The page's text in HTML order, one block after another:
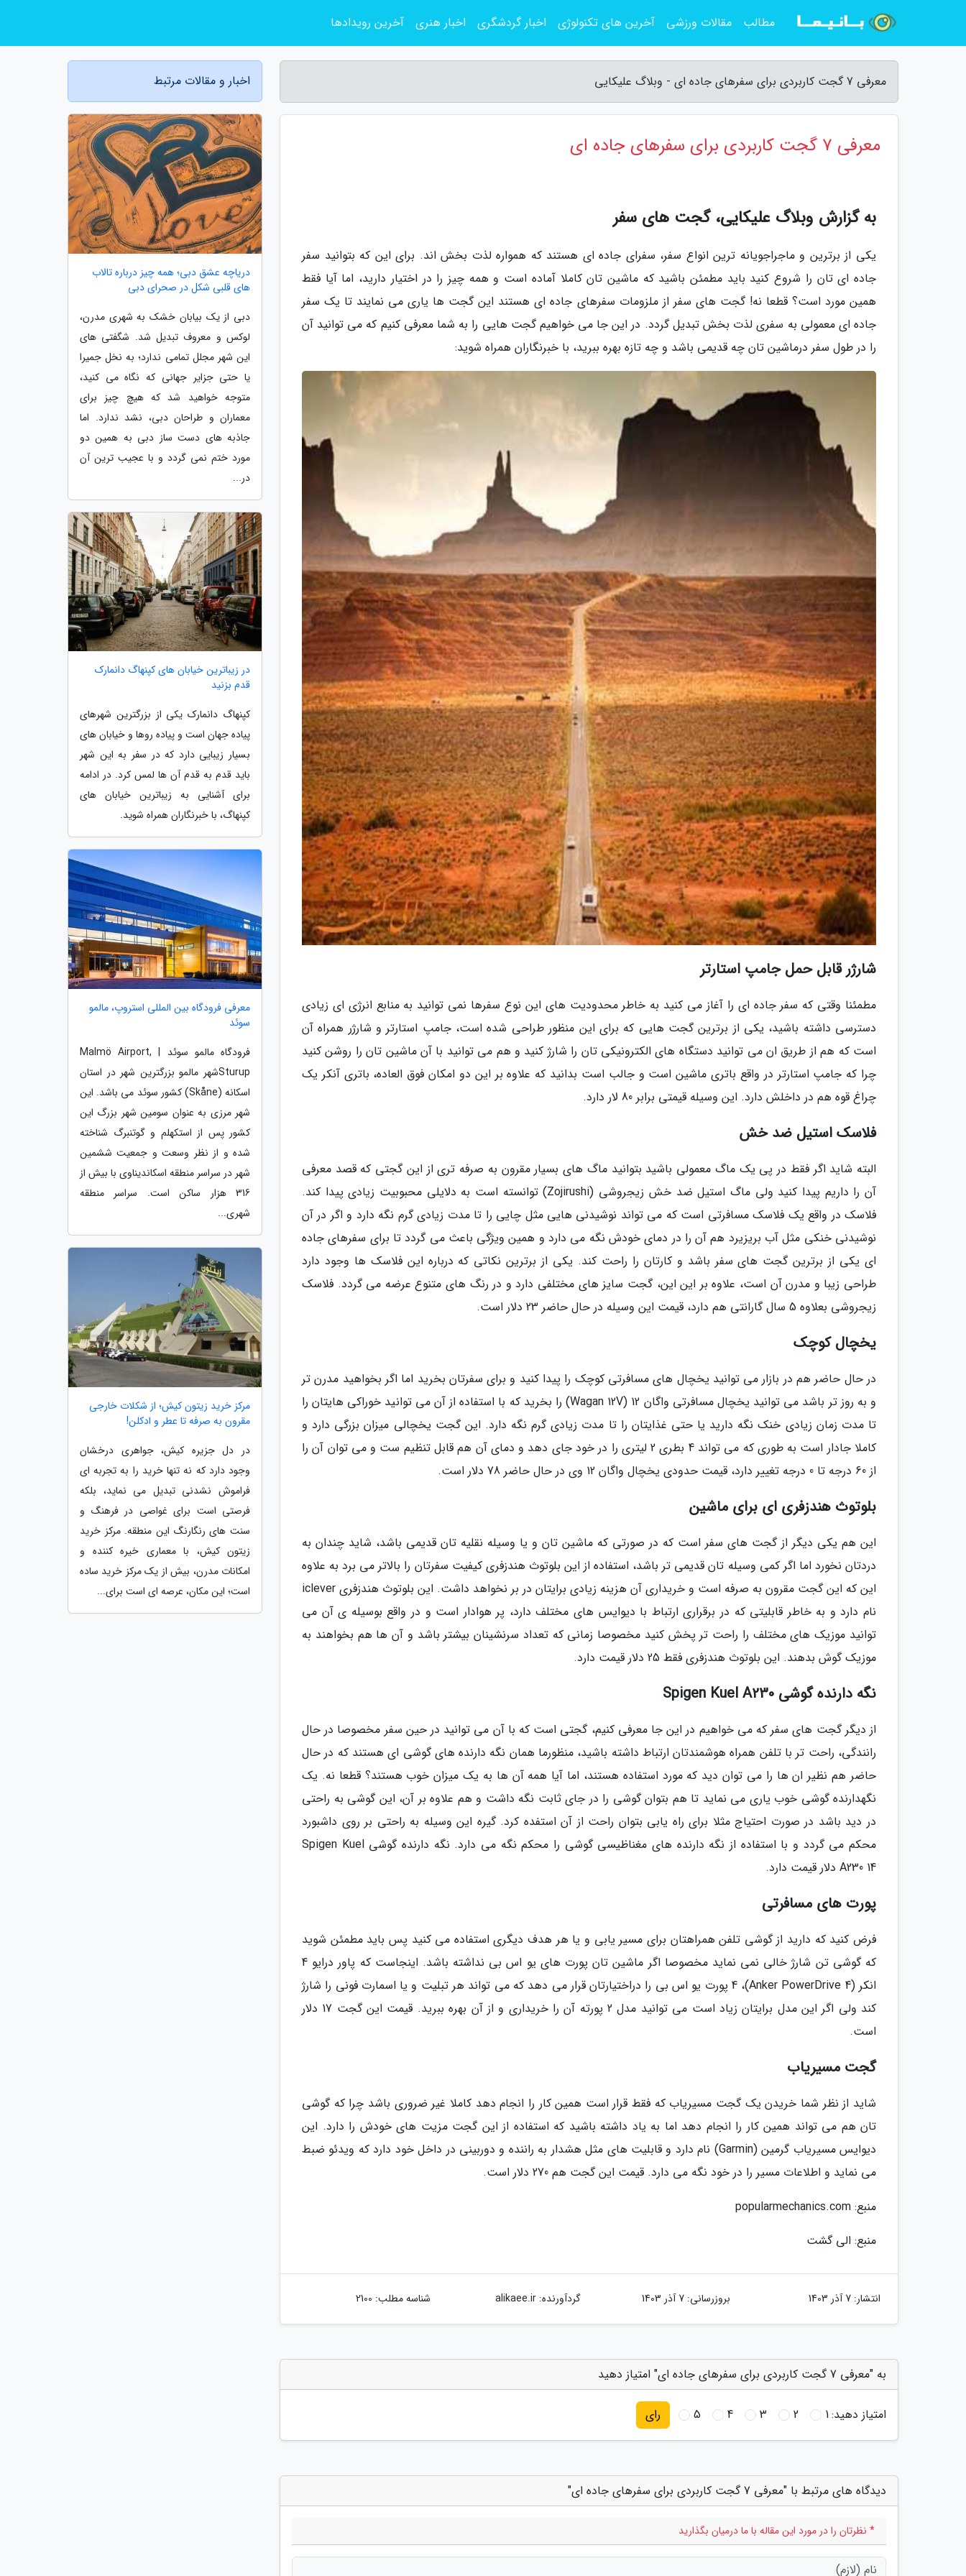
معرفی 7 گجت کاربردی برای سفرهای جاده ای - وبلاگ علیکایی
معرفی 7 گجت کاربردی برای سفرهای جاده ای
به گزارش وبلاگ علیکایی، گجت های سفر
یکی از برترین و ماجراجویانه ترین انواع سفر، سفرای جاده ای هستند که همواره لذت بخش اند. برای این که بتوانید سفر
جاده ای تان را شروع کنید باید مطمئن باشید که ماشین تان کاملا آماده است و همه چیز را در اختیار دارید، اما آیا فقط
همین مورد است؟ قطعا نه! گجت های سفر از ملزومات سفرهای جاده ای هستند این گجت ها یاری می نمایند تا یک سفر
جاده ای معمولی به سفری لذت بخش تبدیل گردد. در این جا می خواهیم گجت هایی را به شما معرفی کنیم که می توانید آن
را در طول سفر درماشین تان چه قدیمی باشد و چه تازه بهره ببرید، با خبرنگاران همراه شوید:
شارژر قابل حمل جامپ استارتر
مطمئنا وقتی که سفر جاده ای را آغاز می کنید به خاطر محدودیت های این نوع سفرها نمی توانید به منابع انرژی ای زیادی
دسترسی داشته باشید، یکی از برترین گجت هایی که برای این منظور طراحی شده است، جامپ استارتر و شارژر همراه آن
است که هم از طریق ان می توانید دستگاه های الکترونیکی تان را شارژ کنید و هم می توانید با آن ماشین تان را روشن کنید
چرا که جامپ استارتر در واقع باتری ماشین است و جالب است بدانید که علاوه بر این دو امکان فوق العاده، باتری آنکر یک
چراغ قوه هم در داخلش دارد. این وسیله قیمتی برابر 80 لار دارد.
فلاسک استیل ضد خش
البته شاید اگر فقط در پی یک ماگ معمولی باشید بتوانید ماگ های بسیار مقرون به صرفه تری از این گجتی که قصد معرفی
آن را داریم پیدا کنید ولی ماگ استیل ضد خش زیجروشی (Zojirushi) توانسته است به دلایلی محبوبیت زیادی پیدا کند.
فلاسک در واقع یک فلاسک مسافرتی است که می تواند نوشیدنی هایی مثل چایی را تا مدت زیادی گرم نگه دارد و اگر در آن
نوشیدنی خنکی مثل آب بریزیرد هم آن را در دمای خودش نگه می دارد و همین ویژگی باعث می گردد تا برای سفرهای جاده
ای یکی از برترین گجت های سفر باشد و کارتان را راحت کند. یکی از برترین نکاتی که درباره این فلاسک ها وجود دارد
طراحی زیبا و مدرن آن است، علاوه بر این این، گجت سایز های مختلفی دارد و در رنگ های متنوع عرضه می گردد. فلاسک
زیجروشی بعلاوه 5 سال گارانتی هم دارد، قیمت این وسیله در حال حاضر 23 دلار است.
یخچال کوچک
در حال حاضر هم در بازار می توانید یخچال های مسافرتی کوچک را پیدا کنید و برای سفرتان بخرید اما اگر بخواهید مدرن تر
و به روز تر باشد می توانید یخچال مسافرتی واگان 12 (Wagan 12V) را بخرید که با استفاده از آن می توانید خوراکی هایتان را
تا مدت زمان زیادی خنک نگه دارید یا حتی غذایتان را تا مدت زیادی گرم نگه دارد. این گجت یخچالی میزان بزرگی دارد و
کاملا جادار است به طوری که می تواند 4 بطری 2 لیتری را در خود جای دهد و دمای آن هم قابل تنظیم ست و می توان آن را
از 60 درجه تا 0 درجه تغییر دارد، قیمت حدودی یخچال واگان 12 وی در حال حاضر 78 دلار است.
بلوتوث هندزفری ای برای ماشین
این هم یکی دیگر از گجت های سفر است که در صورتی که ماشین تان و یا وسیله نقلیه تان قدیمی باشد، شاید چندان به
دردتان نخورد اما اگر کمی وسیله تان قدیمی تر باشد، استفاده از این بلوتوث هندزفری کیفیت سفرتان را بالاتر می برد به علاوه
این که این گجت مقرون به صرفه است و خریداری آن هزینه زیادی برایتان در بر نخواهد داشت. این بلوتوث هندزفری iclever
نام دارد و به خاطر قابلیتی که در برقراری ارتباط با دیوایس های مختلف دارد، پر هوادار است و در واقع بوسیله ی آن می
توانید موزیک های مختلف را راحت تر پخش کنید مخصوصا زمانی که تعداد سرنشینان بیشتر باشد و آن ها هم بخواهند به
موزیک گوش بدهند. این بلوتوث هندزفری فقط 25 دلار قیمت دارد.
نگه دارنده گوشی Spigen Kuel A230
از دیگر گجت های سفر که می خواهیم در این جا معرفی کنیم، گجتی است که با آن می توانید در حین سفر مخصوصا در حال
رانندگی، راحت تر با تلفن همراه هوشمندتان ارتباط داشته باشید، منظورما همان نگه دارنده های گوشی ای هستند که در حال
حاضر هم نظیر ان ها را می توان دید که مورد استفاده هستند، اما آیا همه آن ها به یک میزان خوب هستند؟ قطعا نه. یک
نگهدارنده گوشی خوب یاری می نماید تا هم بتوان گوشی را در جای ثابت نگه داشت و هم علاوه بر آن، این گوشی به راحتی
در دید باشد در صورت احتیاج مثلا برای راه یابی بتوان راحت از آن استفده کرد. گیره این وسیله به راحتی بر روی داشبورد
محکم می گردد و با استفاده از نگه دارنده های مغناظیسی گوشی را محکم نگه می دارد. نگه دارنده گوشی Spigen Kuel
A230 14 دلار قیمت دارد.
پورت های مسافرتی
فرض کنید که دارید از گوشی تلفن همراهتان برای مسیر یابی و یا هر هدف دیگری استفاده می کنید پس باید مطمئن شوید
که گوشی تن شارژ خالی نمی نماید مخصوصا اگر ماشین تان پورت های یو اس بی نداشته باشد. اینجاست که پاور درایو 4
انکر (Anker PowerDrive 4)، 4 پورت یو اس بی را دراختیارتان قرار می دهد که می تواند هر تبلیت و یا اسمارت فونی را شارژ
کند ولی اگر این مدل برایتان زیاد است می توانید مدل 2 پورته آن را خریداری و از آن بهره ببرید. قیمت این گجت 17 دلار
است.
گجت مسیریاب
شاید از نظر شما خریدن یک گجت مسیریاب که فقط قرار است همین کار را انجام دهد کاملا غیر ضروری باشد چرا که گوشی
تان هم می تواند همین کار را انجام دهد اما به یاد داشته باشید که استفاده از این گجت مزیت های خودش را دارد. این
دیوایس مسیریاب گرمین (Garmin) نام دارد و قابلیت های مثل هشدار به راننده و دوربینی در داخل خود دارد که ویدئو ضبط
می نماید و اطلاعات مسیر را در خود نگه می دارد. قیمت این گجت هم 270 دلار است.
منبع: popularmechanics.com
منبع: الی گشت
انتشار: 7 آذر 1403 بروزرسانی: 7 آذر 1403 گردآورنده:alikaee.ir شناسه مطلب: 2100
به "معرفی 7 گجت کاربردی برای سفرهای جاده ای" امتیاز دهید
امتیاز دهید:1
2
3
4
5 رای
دیدگاه های مرتبط با "معرفی 7 گجت کاربردی برای سفرهای جاده ای"
* نظرتان را در مورد این مقاله با ما درمیان بگذارید
اخبار و مقالات مرتبط
دریاچه عشق دبی؛ همه چیز درباره تالاب
های قلبی شکل در صحرای دبی
دبی از یک بیابان خشک به شهری مدرن،
لوکس و معروف تبدیل شد. شگفتی های
این شهر مجلل تمامی ندارد؛ به نخل جمیرا
یا حتی جزایر جهانی که نگاه می کنید،
متوجه خواهید شد که هیچ چیز برای
معماران و طراحان دبی، نشد ندارد. اما
جاذبه های دست ساز دبی به همین دو
مورد ختم نمی گردد و با عجیب ترین آن
در...
در زیباترین خیابان های کپنهاگ دانمارک
قدم بزنید
کپنهاگ دانمارک یکی از بزرگترین شهرهای
پیاده جهان است و پیاده روها و خیابان های
بسیار زیبایی دارد که در سفر به این شهر
باید قدم به قدم آن ها لمس کرد. در ادامه
برای آشنایی به زیباترین خیابان های
کپنهاگ، با خبرنگاران همراه شوید.
معرفی فرودگاه بین المللی استروپ، مالمو
سوئد
فرودگاه مالمو سوئد | Malmö Airport,
Sturupشهر مالمو بزرگترین شهر در استان
اسکانه (Skåne) کشور سوئد می باشد. این
شهر مرزی به عنوان سومین شهر بزرگ این
کشور پس از استکهلم و گوتنبرگ شناخته
شده و از نظر وسعت و جمعیت ششمین
شهر در سراسر منطقه اسکاندیناوی با بیش از
316 هزار ساکن است. سراسر منطقه
شهری...
مرکز خرید زیتون کیش؛ از شکلات خارجی
مقرون به صرفه تا عطر و ادکلن!
در دل جزیره کیش، جواهری درخشان
وجود دارد که نه تنها خرید را به تجربه ای
فراموش نشدنی تبدیل می نماید، بلکه
فرصتی است برای غواصی در فرهنگ و
سنت های رنگارنگ این منطقه. مرکز خرید
زیتون کیش، با معماری خیره کننده و
امکانات مدرن، بیش از یک مرکز خرید ساده
است؛ این مکان، عرصه ای است برای...
مطالب مقالات ورزشی آخرین های تکنولوژی اخبار گردشگری اخبار هنری آخرین رویدادها